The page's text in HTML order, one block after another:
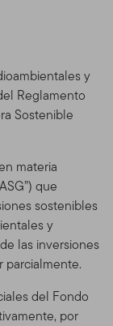
y
Reglamento
Sostenible
materia
que
sostenibles
y
las inversiones
parcialmente.
del Fondo
por